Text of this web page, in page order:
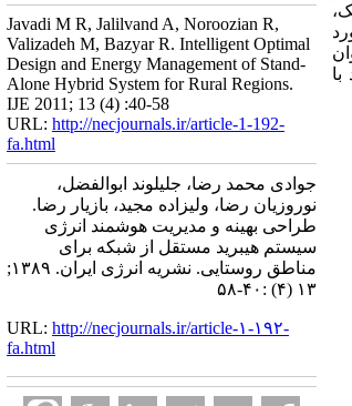
Javadi M R, Jalilvand A, Noroozian R,
Valizadeh M, Bazyar R. Intelligent Optimal
Design and Energy Management of Stand-
Alone Hybrid System for Rural Regions.
IJE 2011; 13 (4) :40-58
URL: http://necjournals.ir/article-1-192-
fa.html
جوادی محمد رضا، جلیلوند ابوالفضل،
نوروزیان رضا، ولیزاده مجید، بازیار رضا.
طراحی بهینه و مدیریت هوشمند انرژی
سیستم هیبرید مستقل از شبکه برای
مناطق روستایی. نشریه انرژی ایران. ۱۳۸۹;
۱۳ (۴) :۴۰-۵۸
URL: http://necjournals.ir/article-۱-۱۹۲-
fa.html